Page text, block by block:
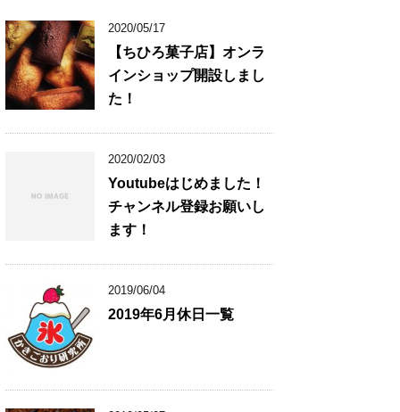
2020/05/17
【ちひろ菓子店】オンラ
インショップ開設しまし
た！
2020/02/03
Youtubeはじめました！
チャンネル登録お願いし
ます！
2019/06/04
2019年6月休日一覧